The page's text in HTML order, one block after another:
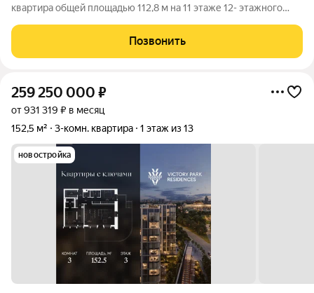
квартира общей площадью 112,8 м на 11 этаже 12- этажного
районов Западного округа. Дом, построенный в 1972 году.
Квартира в хорошем
Позвонить
259 250 000 ₽
от 931 319 ₽ в месяц
152,5 м²
3-комн. квартира 1 этаж из 13
новостройка